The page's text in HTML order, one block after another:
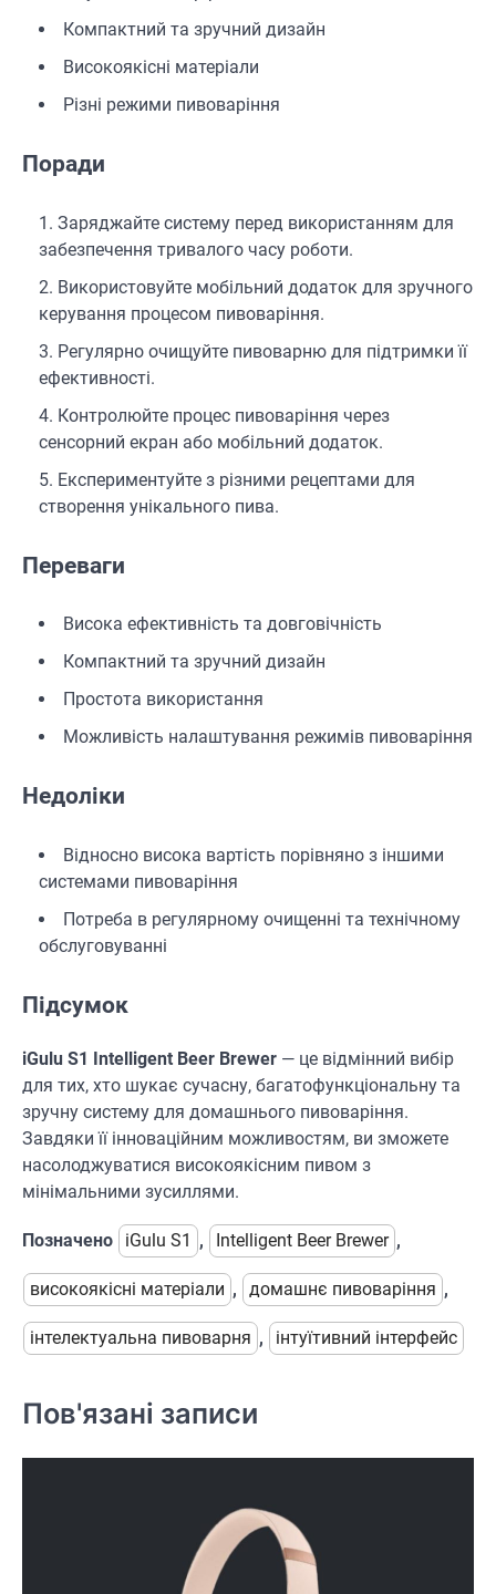
Компактний та зручний дизайн
Високоякісні матеріали
Різні режими пивоваріння
Поради
Заряджайте систему перед використанням для
забезпечення тривалого часу роботи.
Використовуйте мобільний додаток для зручного
керування процесом пивоваріння.
Регулярно очищуйте пивоварню для підтримки її
ефективності.
Контролюйте процес пивоваріння через
сенсорний екран або мобільний додаток.
Експериментуйте з різними рецептами для
створення унікального пива.
Переваги
Висока ефективність та довговічність
Компактний та зручний дизайн
Простота використання
Можливість налаштування режимів пивоваріння
Недоліки
Відносно висока вартість порівняно з іншими
системами пивоваріння
Потреба в регулярному очищенні та технічному
обслуговуванні
Підсумок
iGulu S1 Intelligent Beer Brewer — це відмінний вибір
для тих, хто шукає сучасну, багатофункціональну та
зручну систему для домашнього пивоваріння.
Завдяки її інноваційним можливостям, ви зможете
насолоджуватися високоякісним пивом з
мінімальними зусиллями.
Позначено iGulu S1 , Intelligent Beer Brewer ,
високоякісні матеріали , домашнє пивоваріння ,
інтелектуальна пивоварня , інтуїтивний інтерфейс
Пов'язані записи